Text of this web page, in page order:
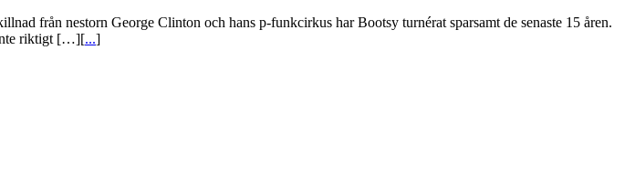
från nestorn George Clinton och hans p-funkcirkus har Bootsy turnérat sparsamt de senaste 15 åren.
inte riktigt […][...]